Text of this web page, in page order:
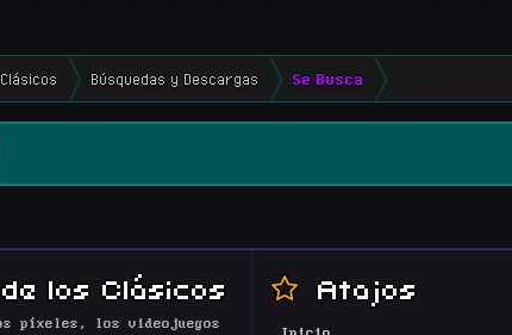
Búsquedas y Descargas Se Busca
los Clásicos
píxeles, los videojuegos
Atajos